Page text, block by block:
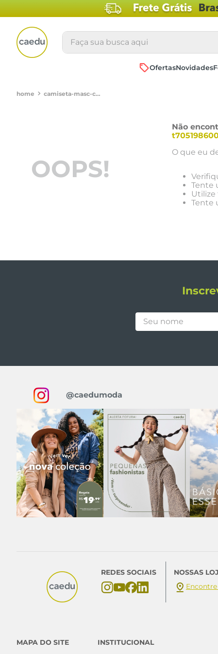
Faça sua busca aqui
OfertasNovidades
camiseta-masc-cas-cdm286-full-print-azul-azul-medio-t705198600019
OOPS!
Não
O que eu
Tente
Utilize
Tente
@caedumoda
REDES SOCIAIS
NOSSAS
MAPA DO SITE INSTITUCIONAL